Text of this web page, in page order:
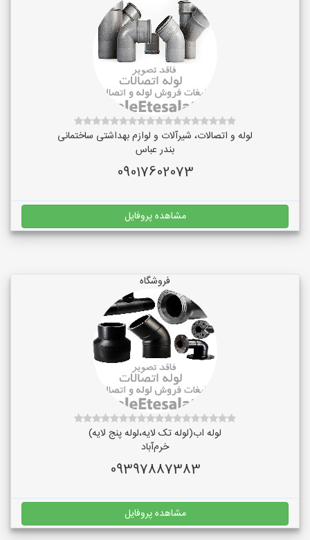
لوله و اتصالات، شیرآلات و لوازم بهداشتی ساختمانی
بندر عباس
09017602073
مشاهده پروفایل
فروشگاه
لوله اب(لوله تک لایه،لوله پنج لایه)
خرم‌آباد
09397887383
مشاهده پروفایل